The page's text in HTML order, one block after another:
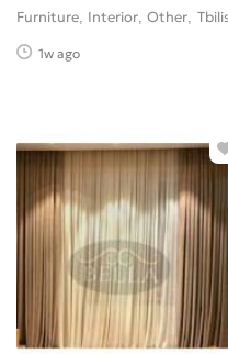
Furniture, Interior, Other
1w ago